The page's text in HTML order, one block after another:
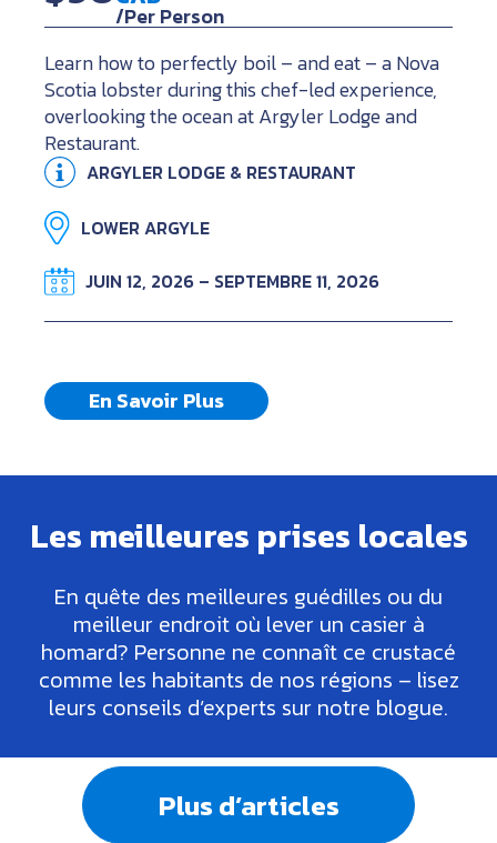
/Per Person
Learn how to perfectly boil – and eat – a Nova
Scotia lobster during this chef-led experience,
overlooking the ocean at Argyler Lodge and
Restaurant.
ARGYLER LODGE & RESTAURANT
LOWER ARGYLE
JUIN 12, 2026 – SEPTEMBRE 11, 2026
En Savoir Plus
Les meilleures prises locales
En quête des meilleures guédilles ou du
meilleur endroit où lever un casier à
homard? Personne ne connaît ce crustacé
comme les habitants de nos régions – lisez
leurs conseils d’experts sur notre blogue.
Plus d’articles